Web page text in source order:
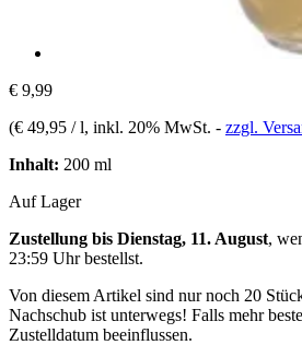
€ 9,99
(€ 49,95 / l, inkl. 20% MwSt. - zzgl.
Inhalt: 200 ml
Auf Lager
Zustellung bis Dienstag, 11. August,
23:59 Uhrbestellst.
Von diesem Artikel sind nur noch 20
Nachschub ist unterwegs! Falls mehr
Zustelldatum beeinflussen.